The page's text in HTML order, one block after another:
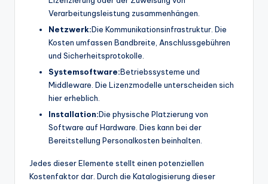
Verarbeitungsleistung zusammenhängen.
Netzwerk:Die Kommunikationsinfrastruktur. Die
Kosten umfassen Bandbreite, Anschlussgebühren
und Sicherheitsprotokolle.
Systemsoftware:Betriebssysteme und
Middleware. Die Lizenzmodelle unterscheiden sich
hier erheblich.
Installation:Die physische Platzierung von
Software auf Hardware. Dies kann bei der
Bereitstellung Personalkosten beinhalten.
Jedes dieser Elemente stellt einen potenziellen
Kostenfaktor dar. Durch die Katalogisierung dieser